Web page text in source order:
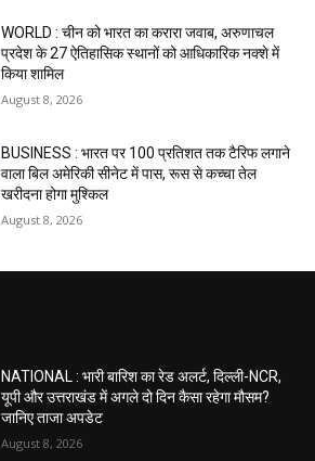
WORLD : चीन को भारत का करारा जवाब, अरुणाचल
प्रदेश के 27 ऐतिहासिक स्थानों को आधिकारिक नक्शे में
किया शामिल
August 8, 2026
BUSINESS : भारत पर 100 प्रतिशत तक टैरिफ लगाने
वाला बिल अमेरिकी सीनेट में पास, रूस से कच्चा तेल
खरीदना होगा मुश्किल
August 8, 2026
NATIONAL : भारी बारिश का रेड अलर्ट, दिल्ली-NCR,
यूपी और उत्तराखंड में अगले दो दिन कैसा रहेगा मौसम?
जानिए ताजा अपडेट
August 8, 2026